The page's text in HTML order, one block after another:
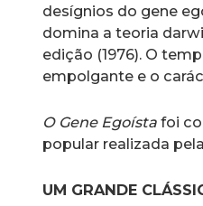
desígnios do gene
domina a teoria
edição (1976). O
empolgante e o
O Gene Egoísta foi
popular realizada
UM GRANDE